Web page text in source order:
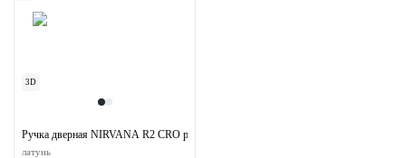
3D
Ручка дверная NIRVANA R2 CRO раздельная на круглой розетке цвет хром
латунь